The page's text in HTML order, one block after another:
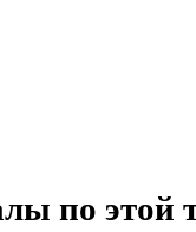
по этой